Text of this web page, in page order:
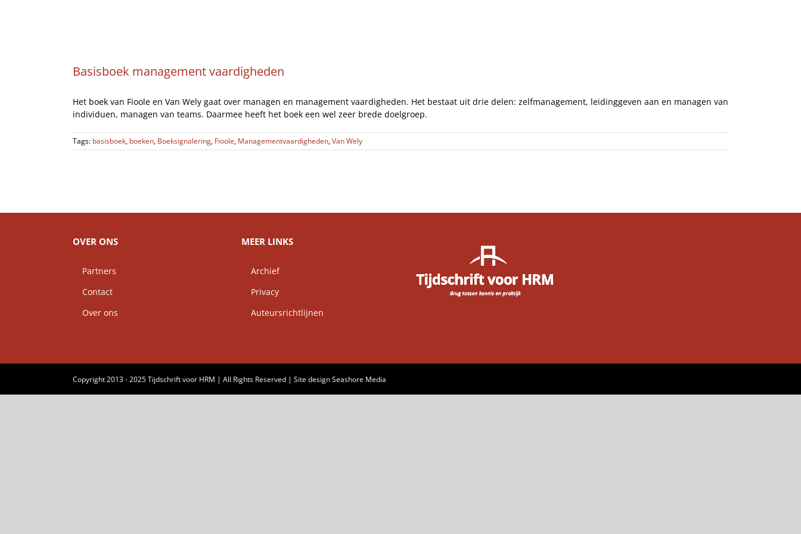
Basisboek management vaardigheden
Het boek van Fioole en Van Wely gaat over managen en management vaardigheden. Het bestaat uit drie delen: zelfmanagement, leidinggeven aan en managen van
individuen, managen van teams. Daarmee heeft het boek een wel zeer brede doelgroep.
Tags: basisboek, boeken, Boeksignalering, Fioole, Managementvaardigheden,Van Wely
OVER ONS
Partners
Contact
Over ons
MEER LINKS
Archief
Privacy
Auteursrichtlijnen
Copyright 2013 - 2025 Tijdschrift voor HRM | All Rights Reserved | Site designSeashore Media